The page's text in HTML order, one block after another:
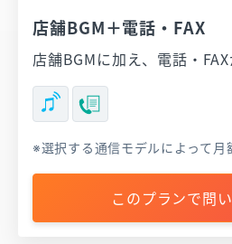
店舗BGM＋電話・FAX
店舗BGMに加え、電話・
選択する通信モデルによって月
このプランで問